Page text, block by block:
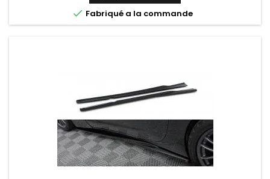
 Fabriqué a la commande